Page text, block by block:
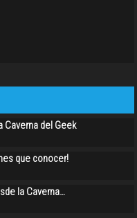
Caverna del Geek
que conocer!
la Caverna…